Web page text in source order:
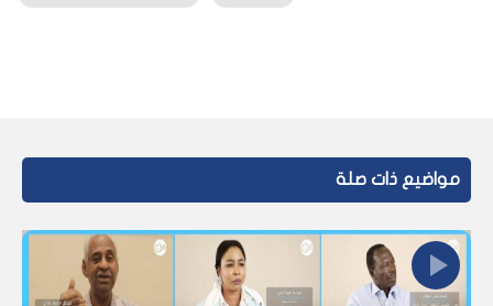
مواضيع ذات صلة